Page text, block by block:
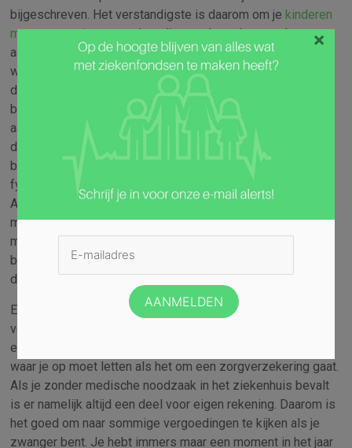
bijgeschreven. Het verstandigste is daarom om je kinderen
mee te verzekerenop de polis van de ouder met de
aanvullende verzekering die het meest uitgebreid is. Je
weet zelf wie dat in huis is. In dat geval is jouw zoon of
dochter ook verzekerd voor alternatieve geneeswijzen
bijvoorbeeld. Normaal gesproken zou je dat niet als
aanvullende verzekering kiezen voor je kind. Gelukkig is hij
dankzij één van jullie er ook voor verzekerd. Naast de
basisverzekering is orthodontie, een tandartsdekking en
fysiotherapie het belangrijkste voor jouw zoon of dochter.
Als dat al in jouw aanvullende verzekering zit is dat mooi
meegenomen. Bovendien hoef je natuurlijk niet vanaf
moment één de orthodontie toe te voegen. Een beugel
begint ongeveer vanaf de 10 jaar op z’n vroegst. Je hoeft
die vergoeding eerder dus nog niet toe te voegen.
Er gaat natuurlijk nog veel vooraf voordat de kinderen
verzekerd moeten zijn voor orthodontie. Er gaat altijd eerst
een zwangerschap aan vooraf. Ook dan zijn er weer dingen
waar je op moet letten als het om een zorgverzekering gaat.
Als je zonder medische noodzaak in het ziekenhuis bevalt
is er namelijk altijd een deel voor eigen rekening. Daarom is
het goed om naar sommige vergoedingen te kijken als je
zwanger bent. Je hebt immers maar een moment in het jaar
×